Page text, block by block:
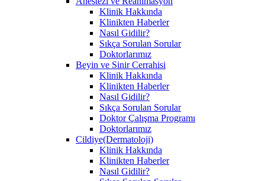
Klinik Hakkında
Klinikten Haberler
Nasıl Gidilir?
Sıkça Sorulan Sorular
Doktorlarımız
Beyin ve Sinir Cerrahisi
Klinik Hakkında
Klinikten Haberler
Nasıl Gidilir?
Sıkça Sorulan Sorular
Doktor Çalışma Programı
Doktorlarımız
Cildiye(Dermatoloji)
Klinik Hakkında
Klinikten Haberler
Nasıl Gidilir?